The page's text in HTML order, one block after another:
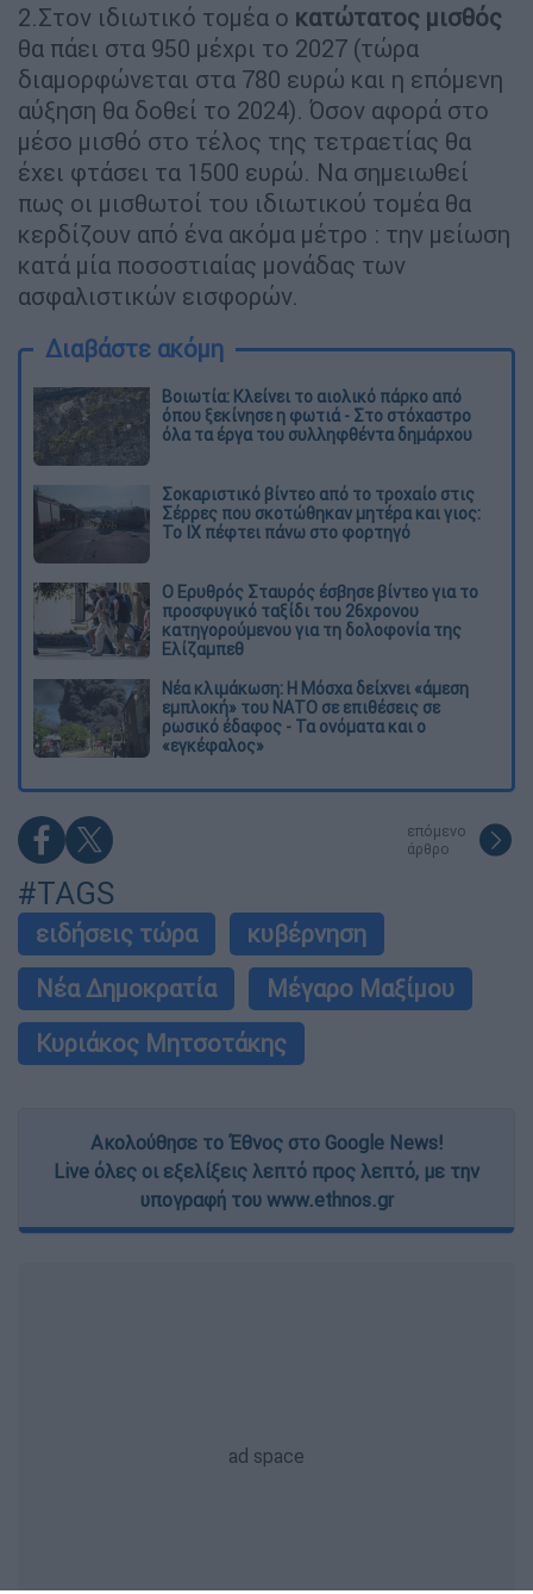
2.Στον ιδιωτικό τομέα ο κατώτατος μισθός
θα πάει στα 950 μέχρι το 2027 (τώρα
διαμορφώνεται στα 780 ευρώ και η επόμενη
αύξηση θα δοθεί το 2024). Όσον αφορά στο
μέσο μισθό στο τέλος της τετραετίας θα
έχει φτάσει τα 1500 ευρώ. Να σημειωθεί
πως οι μισθωτοί του ιδιωτικού τομέα θα
κερδίζουν από ένα ακόμα μέτρο : την μείωση
κατά μία ποσοστιαίας μονάδας των
ασφαλιστικών εισφορών.
Διαβάστε ακόμη
Βοιωτία: Κλείνει το αιολικό πάρκο από
όπου ξεκίνησε η φωτιά - Στο στόχαστρο
όλα τα έργα του συλληφθέντα δημάρχου
Σοκαριστικό βίντεο από το τροχαίο στις
Σέρρες που σκοτώθηκαν μητέρα και γιος:
Το ΙΧ πέφτει πάνω στο φορτηγό
Ο Ερυθρός Σταυρός έσβησε βίντεο για το
προσφυγικό ταξίδι του 26χρονου
κατηγορούμενου για τη δολοφονία της
Ελίζαμπεθ
Νέα κλιμάκωση: Η Μόσχα δείχνει «άμεση
εμπλοκή» του ΝΑΤΟ σε επιθέσεις σε
ρωσικό έδαφος - Τα ονόματα και ο
«εγκέφαλος»
επόμενο
άρθρο
#TAGS
ειδήσεις τώρα
κυβέρνηση
Νέα Δημοκρατία
Μέγαρο Μαξίμου
Κυριάκος Μητσοτάκης
Ακολούθησε το Έθνος στο Google News!
Live όλες οι εξελίξεις λεπτό προς λεπτό, με την
υπογραφή του www.ethnos.gr